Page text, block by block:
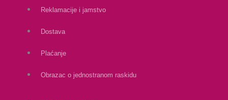
Reklamacije i jamstvo
Dostava
Plaćanje
Obrazac o jednostranom raskidu